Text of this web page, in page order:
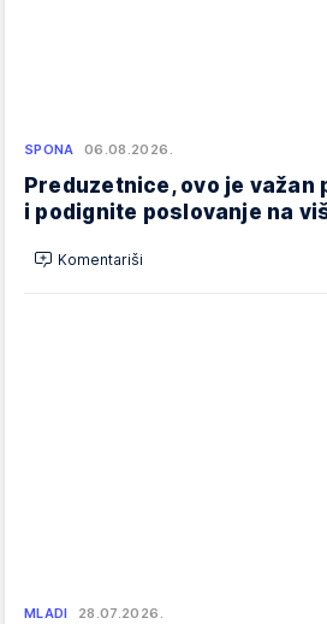
SPONA 06.08.2026.
Preduzetnice, ovo je važan
i podignite poslovanje na
Komentariši
MLADI 28.07.2026.